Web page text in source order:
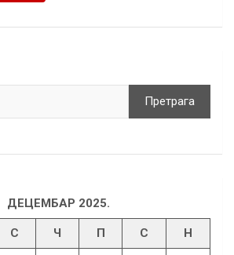
Претрага
ДЕЦЕМБАР 2025.
С Ч П С Н